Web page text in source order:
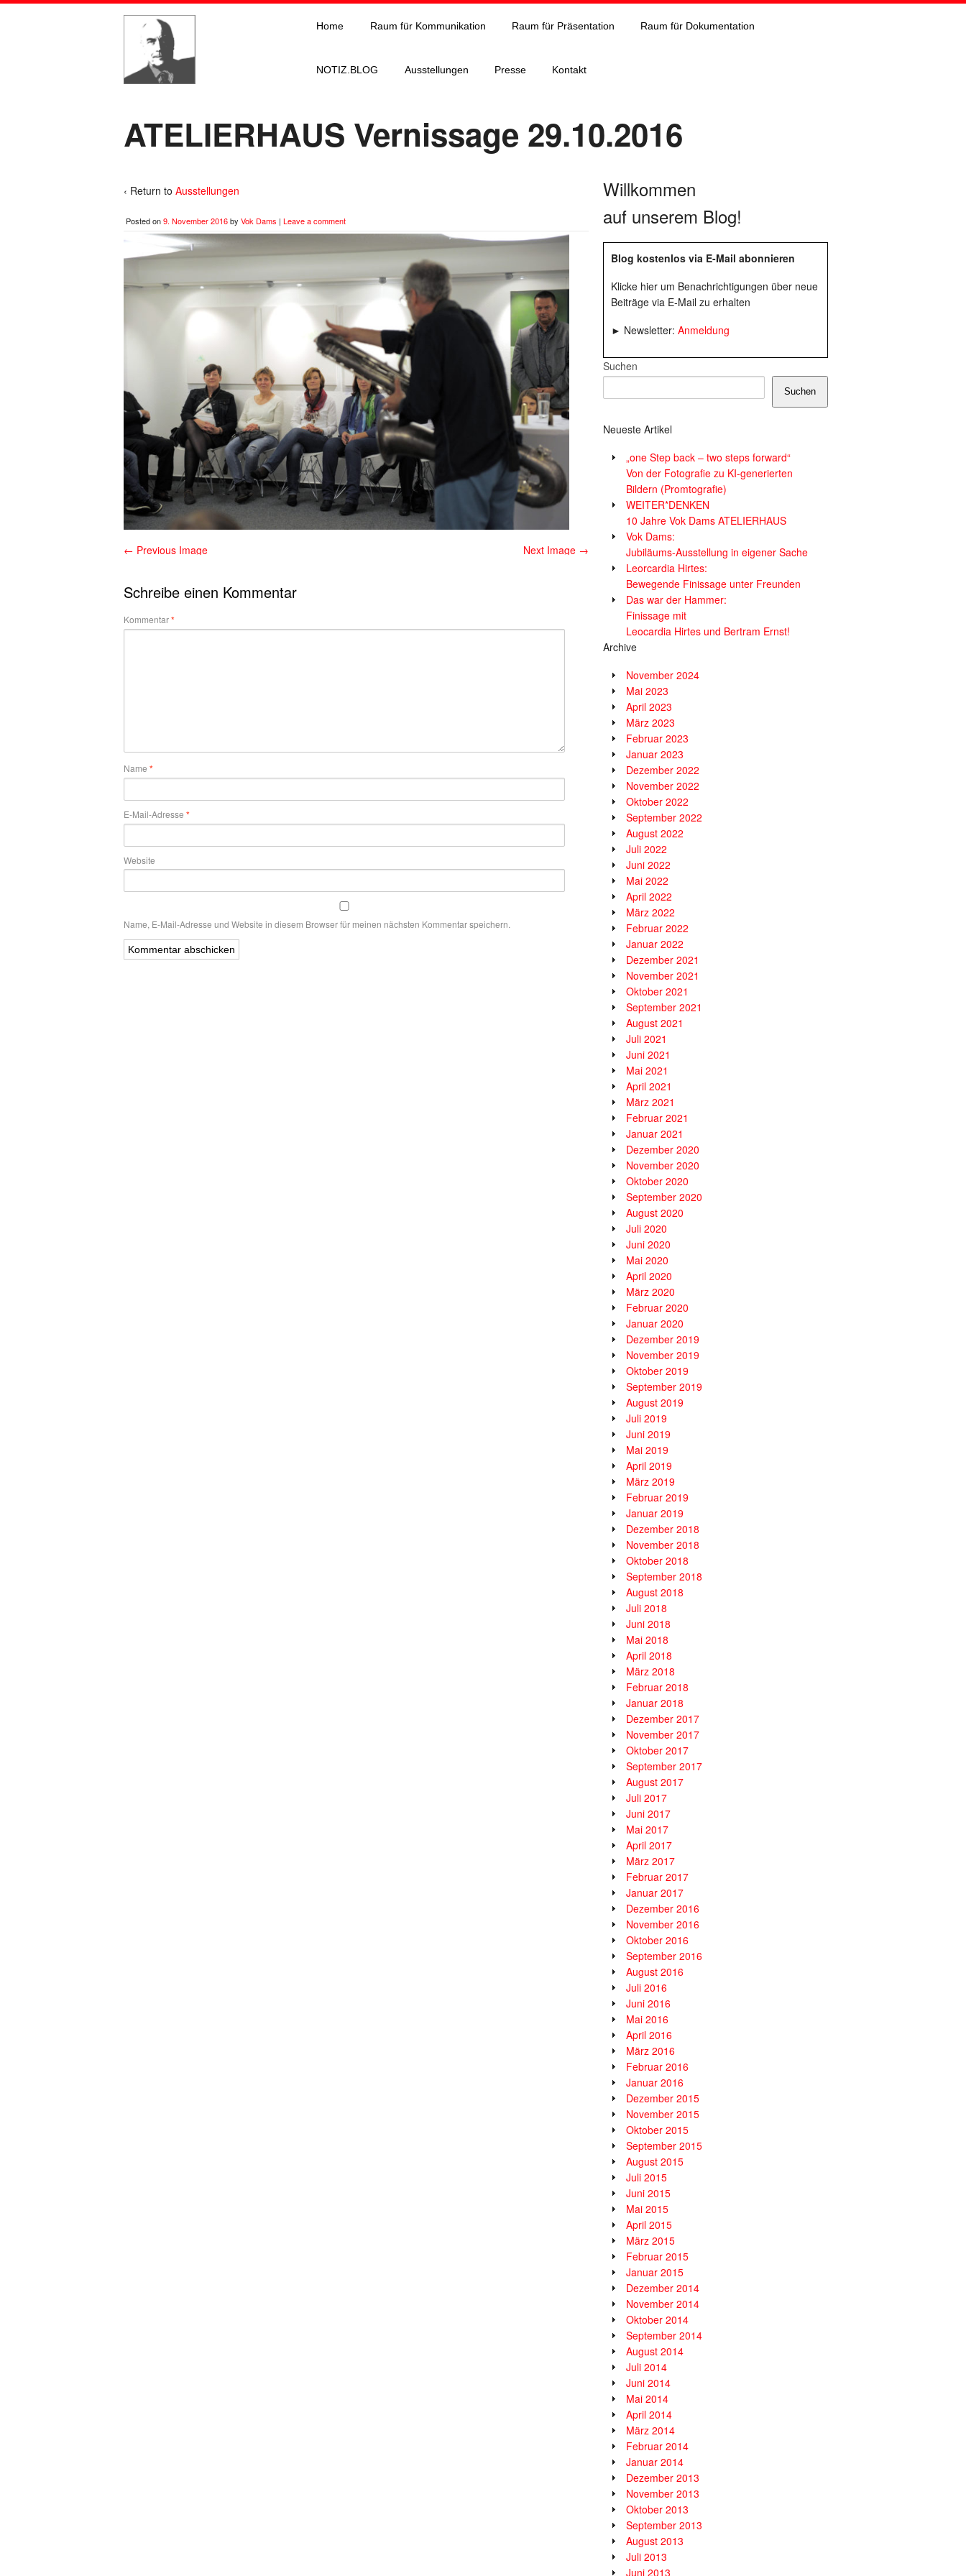
Home Raum für Kommunikation Raum für Präsentation Raum für Dokumentation
NOTIZ.BLOG Ausstellungen Presse Kontakt
ATELIERHAUS Vernissage 29.10.2016
‹ Return to Ausstellungen
Posted on9. November 2016by Vok Dams | Leave a comment
← Previous Image Next Image →
Schreibe einen Kommentar
Kommentar*
Name *
E-Mail-Adresse *
Website
Name, E-Mail-Adresse und Website in diesem Browser für meinen nächsten Kommentar speichern.
Willkommen
auf unserem Blog!
Blog kostenlos via E-Mail abonnieren
Klicke hier um Benachrichtigungen über neue
Beiträge via E-Mail zu erhalten
► Newsletter: Anmeldung
Suchen
Suchen
Neueste Artikel
„one Step back – two steps forward“
Von der Fotografie zu KI-generierten
Bildern (Promtografie)
WEITER*DENKEN
10 Jahre Vok Dams ATELIERHAUS
Vok Dams:
Jubiläums-Ausstellung in eigener Sache
Leorcardia Hirtes:
Bewegende Finissage unter Freunden
Das war der Hammer:
Finissage mit
Leocardia Hirtes und Bertram Ernst!
Archive
November 2024
Mai 2023
April 2023
März 2023
Februar 2023
Januar 2023
Dezember 2022
November 2022
Oktober 2022
September 2022
August 2022
Juli 2022
Juni 2022
Mai 2022
April 2022
März 2022
Februar 2022
Januar 2022
Dezember 2021
November 2021
Oktober 2021
September 2021
August 2021
Juli 2021
Juni 2021
Mai 2021
April 2021
März 2021
Februar 2021
Januar 2021
Dezember 2020
November 2020
Oktober 2020
September 2020
August 2020
Juli 2020
Juni 2020
Mai 2020
April 2020
März 2020
Februar 2020
Januar 2020
Dezember 2019
November 2019
Oktober 2019
September 2019
August 2019
Juli 2019
Juni 2019
Mai 2019
April 2019
März 2019
Februar 2019
Januar 2019
Dezember 2018
November 2018
Oktober 2018
September 2018
August 2018
Juli 2018
Juni 2018
Mai 2018
April 2018
März 2018
Februar 2018
Januar 2018
Dezember 2017
November 2017
Oktober 2017
September 2017
August 2017
Juli 2017
Juni 2017
Mai 2017
April 2017
März 2017
Februar 2017
Januar 2017
Dezember 2016
November 2016
Oktober 2016
September 2016
August 2016
Juli 2016
Juni 2016
Mai 2016
April 2016
März 2016
Februar 2016
Januar 2016
Dezember 2015
November 2015
Oktober 2015
September 2015
August 2015
Juli 2015
Juni 2015
Mai 2015
April 2015
März 2015
Februar 2015
Januar 2015
Dezember 2014
November 2014
Oktober 2014
September 2014
August 2014
Juli 2014
Juni 2014
Mai 2014
April 2014
März 2014
Februar 2014
Januar 2014
Dezember 2013
November 2013
Oktober 2013
September 2013
August 2013
Juli 2013
Juni 2013